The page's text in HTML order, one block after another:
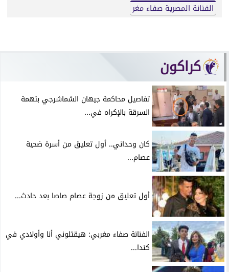
الفنانة المصرية صفاء مغر
كراكون
تفاصيل محاكمة جيهان الشماشرجي بتهمة
السرقة بالإكراه في...
كان وحداني.. أول تعليق من أسرة ضحية
عصام...
أول تعليق من زوجة عصام صاصا بعد حادث...
الفنانة صفاء مغربي: هيقتلوني أنا وأولادي في
كندا...